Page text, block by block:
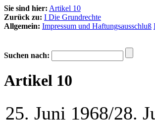
Sie sind hier: Artikel 10
Zurück zu: I Die Grundrechte
Allgemein: Impressum und Haftungsausschluß
Suchen nach:
Artikel 10
25. Juni 1968/28.